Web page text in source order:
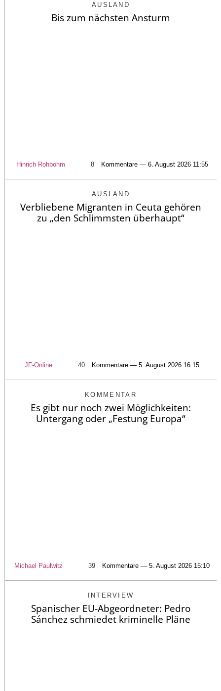
AUSLAND
Bis zum nächsten Ansturm
Hinrich Rohbohm 8 Kommentare — 6. August 2026 11:55
AUSLAND
Verbliebene Migranten in Ceuta gehören
zu „den Schlimmsten überhaupt“
JF-Online 40 Kommentare — 5. August 2026 16:15
KOMMENTAR
Es gibt nur noch zwei Möglichkeiten:
Untergang oder „Festung Europa“
Michael Paulwitz 39 Kommentare — 5. August 2026 15:10
INTERVIEW
Spanischer EU-Abgeordneter: Pedro
Sánchez schmiedet kriminelle Pläne